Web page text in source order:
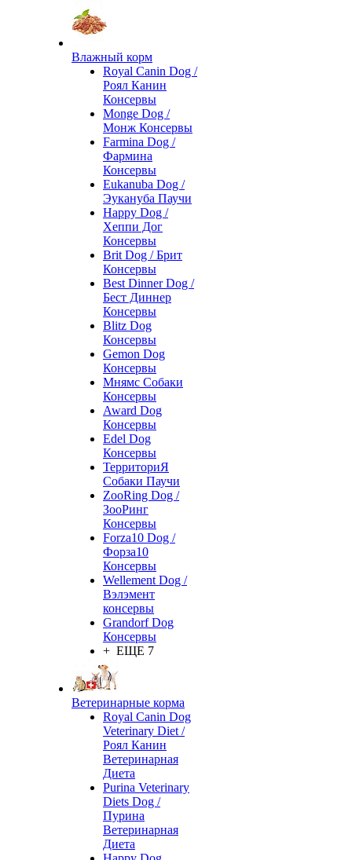
Влажный корм
Royal Canin Dog /
Роял Канин
Консервы
Monge Dog /
Монж Консервы
Farmina Dog /
Фармина
Консервы
Eukanuba Dog /
Эукануба Паучи
Happy Dog /
Хеппи Дог
Консервы
Brit Dog / Брит
Консервы
Best Dinner Dog /
Бест Диннер
Консервы
Blitz Dog
Консервы
Gemon Dog
Консервы
Мнямс Собаки
Консервы
Award Dog
Консервы
Edel Dog
Консервы
ТерриториЯ
Собаки Паучи
ZooRing Dog /
ЗооРинг
Консервы
Forza10 Dog /
Форза10
Консервы
Wellement Dog /
Вэлэмент
консервы
Grandorf Dog
Консервы
+ ЕЩЕ 7
Ветеринарные корма
Royal Canin Dog
Veterinary Diet /
Роял Канин
Ветеринарная
Диета
Purina Veterinary
Diets Dog /
Пурина
Ветеринарная
Диета